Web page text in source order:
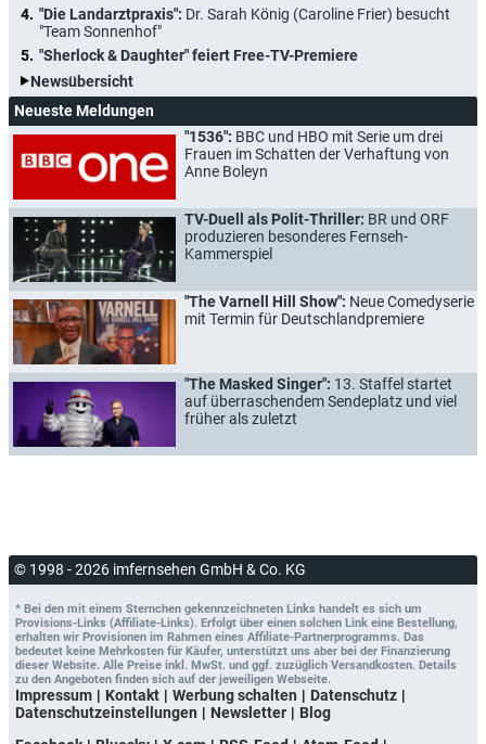
"Die Landarztpraxis": Dr. Sarah König (Caroline Frier) besucht
"Team Sonnenhof"
"Sherlock & Daughter" feiert Free-TV-Premiere
Newsübersicht
Neueste Meldungen
"1536": BBC und HBO mit Serie um drei
Frauen im Schatten der Verhaftung von
Anne Boleyn
TV-Duell als Polit-Thriller: BR und ORF
produzieren besonderes Fernseh-
Kammerspiel
"The Varnell Hill Show": Neue Comedyserie
mit Termin für Deutschlandpremiere
"The Masked Singer": 13. Staffel startet
auf überraschendem Sendeplatz und viel
früher als zuletzt
© 1998 - 2026 imfernsehen GmbH & Co. KG
* Bei den mit einem Sternchen gekennzeichneten Links handelt es sich um
Provisions-Links (Affiliate-Links). Erfolgt über einen solchen Link eine Bestellung,
erhalten wir Provisionen im Rahmen eines Affiliate-Partnerprogramms. Das
bedeutet keine Mehrkosten für Käufer, unterstützt uns aber bei der Finanzierung
dieser Website. Alle Preise inkl. MwSt. und ggf. zuzüglich Versandkosten. Details
zu den Angeboten finden sich auf der jeweiligen Webseite.
Impressum Kontakt Werbung schalten
Datenschutz
Datenschutzeinstellungen
Newsletter
Blog